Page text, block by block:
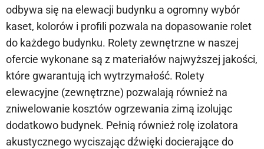
odbywa się na elewacji budynku a ogromny wybór
kaset, kolorów i profili pozwala na dopasowanie rolet
do każdego budynku. Rolety zewnętrzne w naszej
ofercie wykonane są z materiałów najwyższej jakości,
które gwarantują ich wytrzymałość. Rolety
elewacyjne (zewnętrzne) pozwalają również na
zniwelowanie kosztów ogrzewania zimą izolując
dodatkowo budynek. Pełnią również rolę izolatora
akustycznego wyciszając dźwięki docierające do